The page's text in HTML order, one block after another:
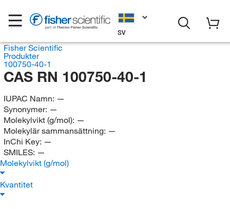
SV
Fisher Scientific
Produkter
100750-40-1
CAS RN 100750-40-1
IUPAC Namn: —
Synonymer: —
Molekylvikt (g/mol): —
Molekylär sammansättning: —
InChi Key: —
SMILES: —
Molekylvikt (g/mol)
Kvantitet